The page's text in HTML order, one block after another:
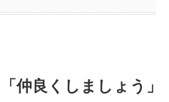
仲良くしましょう」